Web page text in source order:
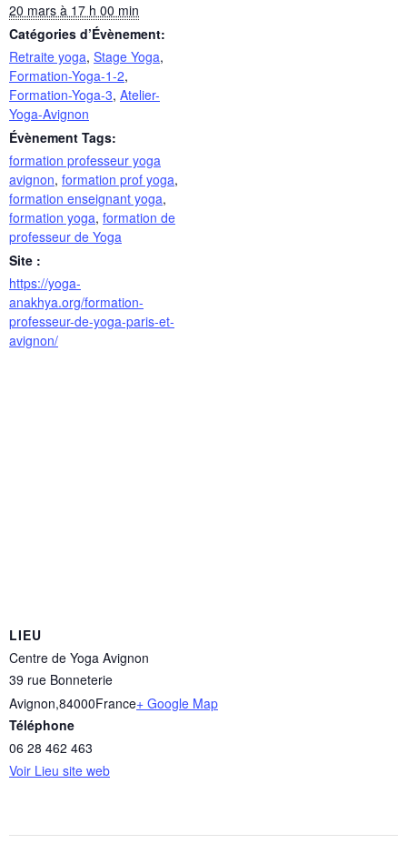
20 mars à 17 h 00 min
Catégories d’Évènement:
Retraite yoga, Stage Yoga,
Formation-Yoga-1-2,
Formation-Yoga-3, Atelier-
Yoga-Avignon
Évènement Tags:
formation professeur yoga
avignon, formation prof yoga,
formation enseignant yoga,
formation yoga, formation de
professeur de Yoga
Site :
https://yoga-
anakhya.org/formation-
professeur-de-yoga-paris-et-
avignon/
LIEU
Centre de Yoga Avignon
39 rue Bonneterie
Avignon,84000France+ Google Map
Téléphone
06 28 462 463
Voir Lieu site web